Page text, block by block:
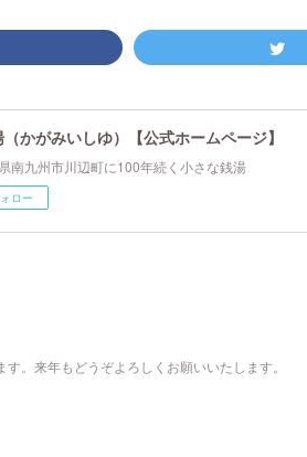
かがみいしゆ）【公式ホームページ】
南九州市川辺町に100年続く小さな銭湯
ロー
。来年もどうぞよろしくお願いいたします。